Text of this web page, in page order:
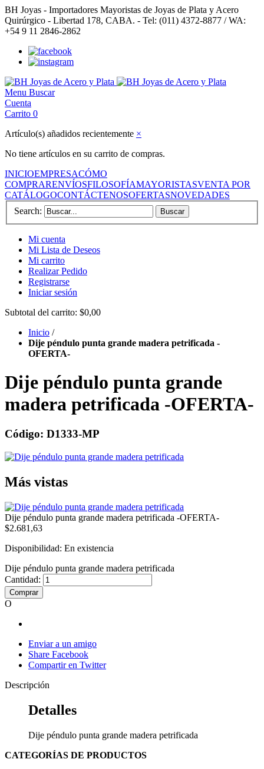
BH Joyas - Importadores Mayoristas de Joyas de Plata y Acero
Quirúrgico - Libertad 178, CABA. - Tel: (011) 4372-8877 / WA:
+54 9 11 2846-2862
Menu Buscar
Cuenta
Carrito 0
Artículo(s) añadidos recientemente ×
No tiene artículos en su carrito de compras.
INICIOEMPRESACÓMO
COMPRARENVÍOSFILOSOFÍAMAYORISTASVENTA POR
CATÁLOGOCONTÁCTENOSOFERTASNOVEDADES
Search:
Buscar
Mi cuenta
Mi Lista de Deseos
Mi carrito
Realizar Pedido
Registrarse
Iniciar sesión
Subtotal del carrito: $0,00
Inicio /
Dije péndulo punta grande madera petrificada -
OFERTA-
Dije péndulo punta grande
madera petrificada -OFERTA-
Código: D1333-MP
Más vistas
Dije péndulo punta grande madera petrificada -OFERTA-
$2.681,63
Disponibilidad: En existencia
Dije péndulo punta grande madera petrificada
Cantidad:
Comprar
O
Enviar a un amigo
Share Facebook
Compartir en Twitter
Descripción
Detalles
Dije péndulo punta grande madera petrificada
CATEGORÍAS DE PRODUCTOS